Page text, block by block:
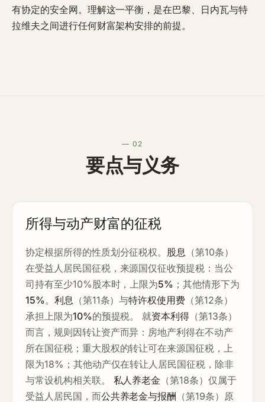
有协定的安全网。理解这一平衡，是在巴黎、日内瓦与特
拉维夫之间进行任何财富架构安排的前提。
— 02
要点与义务
所得与动产财富的征税
协定根据所得的性质划分征税权。 股息 （第10条）
在受益人居民国征税，来源国仅征收预提税：当公
司持有至少10%股本时，上限为5% ；其他情形下为
15%。 利息 （第11条）与特许权使用费 （第12条）
承担上限为10%的预提税。 就资本利得 （第13条）
而言，规则因转让资产而异：房地产利得在不动产
所在国征税；重大股权的转让可在来源国征税，上
限为18%；其他动产仅在转让人居民国征税，除非
与常设机构相关联。 私人养老金 （第18条）仅属于
受益人居民国，而公共养老金与报酬 （第19条）原